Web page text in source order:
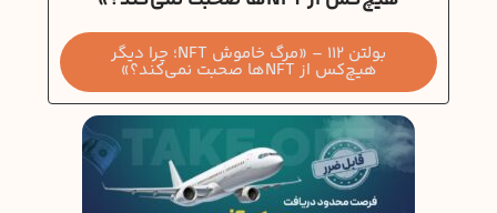
بولتن 112 – «مرگ خاموش NFT؛ چرا دیگر
هیچ‌کس از NFTها صحبت نمی‌کند؟»